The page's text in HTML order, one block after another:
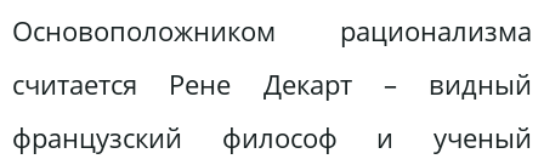
Основоположником рационализма
считается Рене Декарт – видный
французский философ и ученый